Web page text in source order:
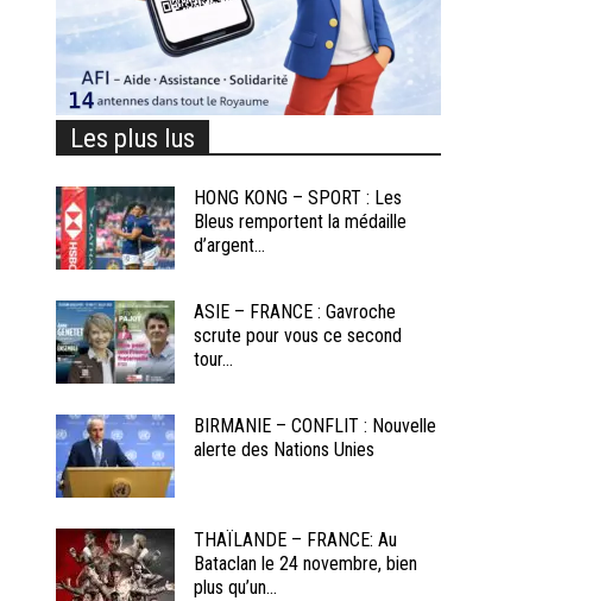
Les plus lus
HONG KONG – SPORT : Les
Bleus remportent la médaille
d’argent...
ASIE – FRANCE : Gavroche
scrute pour vous ce second
tour...
BIRMANIE – CONFLIT : Nouvelle
alerte des Nations Unies
THAÏLANDE – FRANCE: Au
Bataclan le 24 novembre, bien
plus qu’un...